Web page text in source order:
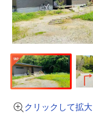
クリックして拡大